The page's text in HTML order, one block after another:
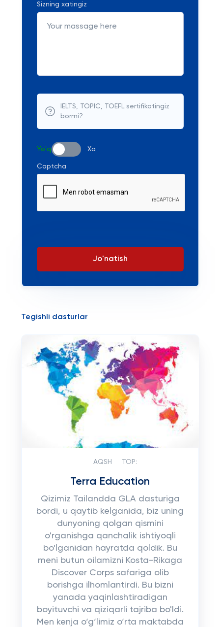
Sizning xatingiz
IELTS, TOPIC, TOEFL sertifikatingiz
bormi?
Yo'q Xa
Captcha
Jo'natish
Tegishli dasturlar
AQSH TOP:
Terra Education
Qizimiz Tailandda GLA dasturiga
bordi, u qaytib kelganida, biz uning
dunyoning qolgan qismini
o'rganishga qanchalik ishtiyoqli
bo'lganidan hayratda qoldik. Bu
meni butun oilamizni Kosta-Rikaga
Discover Corps safariga olib
borishga ilhomlantirdi. Bu bizni
yanada yaqinlashtiradigan
boyituvchi va qiziqarli tajriba bo'ldi.
Men kenja o‘g‘limiz o‘rta maktabda